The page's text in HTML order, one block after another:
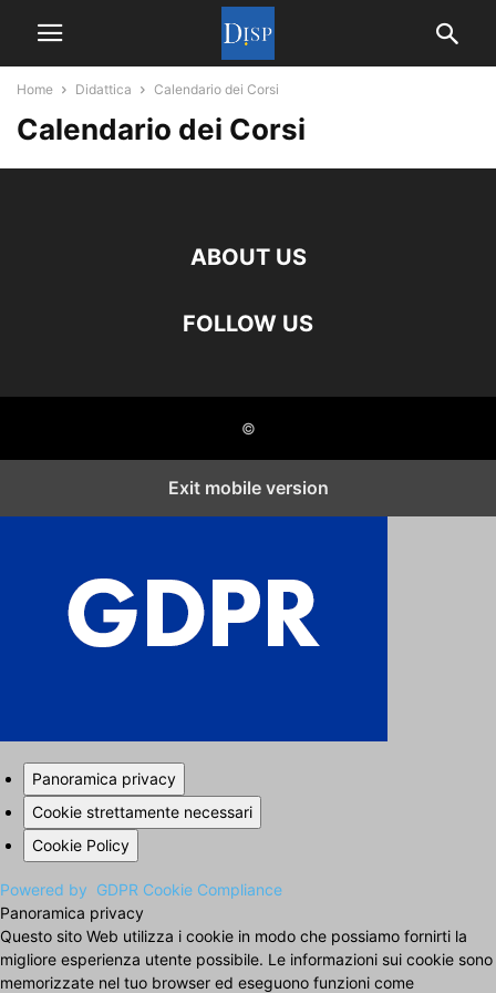
Home Didattica Calendario dei Corsi
Calendario dei Corsi
ABOUT US
FOLLOW US
©
Exit mobile version
Close GDPR Cookie Settings
Panoramica privacy
Cookie strettamente necessari
Cookie Policy
Powered by GDPR Cookie Compliance
Panoramica privacy
Questo sito Web utilizza i cookie in modo che possiamo fornirti la
migliore esperienza utente possibile. Le informazioni sui cookie sono
memorizzate nel tuo browser ed eseguono funzioni come